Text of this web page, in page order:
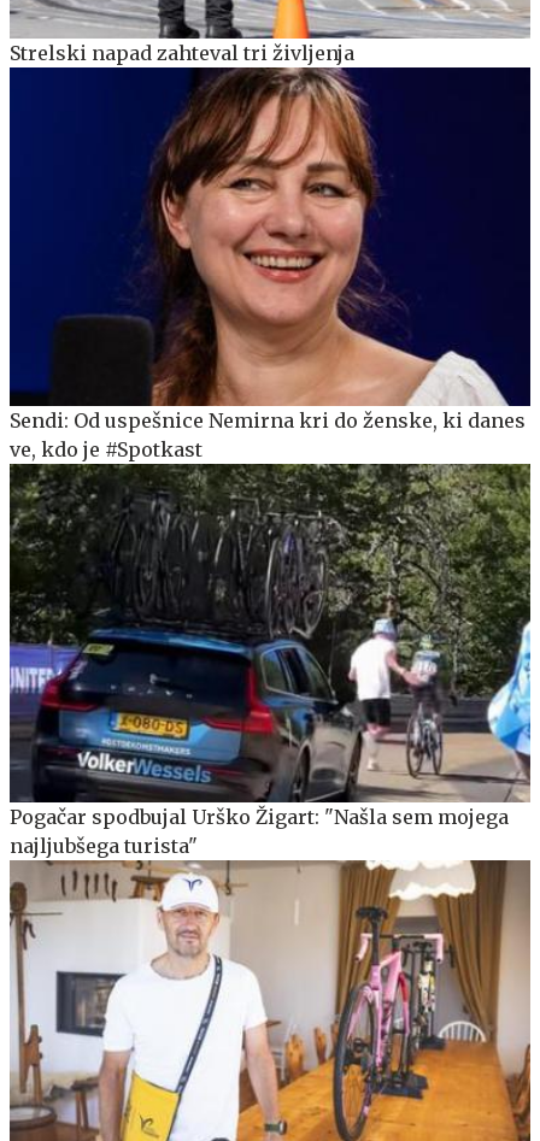
Strelski napad zahteval tri življenja
Sendi: Od uspešnice Nemirna kri do ženske, ki danes
ve, kdo je #Spotkast
Pogačar spodbujal Urško Žigart: "Našla sem mojega
najljubšega turista"